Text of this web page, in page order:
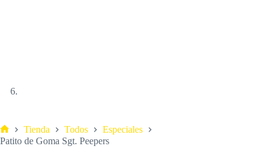
Tienda Todos
Especiales
Patito de Goma Sgt. Peepers